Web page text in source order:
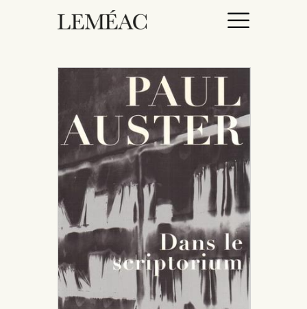
ACCUEIL
CATALOGUE
AUTEURICES
DROITS / RIGHTS
À PROPOS